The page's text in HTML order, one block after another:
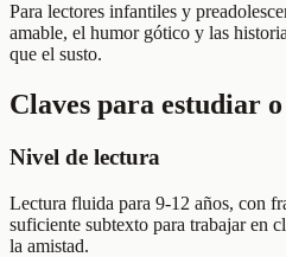
Para lectores infantiles y
amable, el humor gótico y las
que el susto.
Claves para estudiar
Nivel de lectura
Lectura fluida para 9-12 años, con
suficiente subtexto para trabajar en
la amistad.